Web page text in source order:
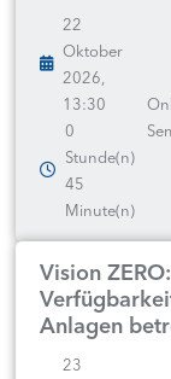
22
Oktober
2026,
13:30
0
Stunde(n)
45
Minute(n)
Vision
Anlagen
23